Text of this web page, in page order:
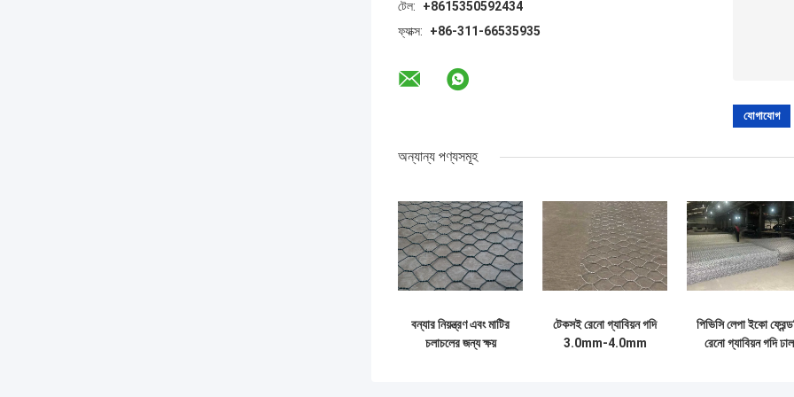
টেল:
+8615350592434
ফ্যাক্স:
+86-311-66535935
অন্যান্য পণ্যসমূহ
বন্যার নিয়ন্ত্রণ এবং মাটির
চলাচলের জন্য ক্ষয়
টেকসই রেনো গ্যাবিয়ন গদি
3.0mm-4.0mm
পিভিসি লেপা ইকো
রেনো গ্যাবিয়ন গদি ঢাল